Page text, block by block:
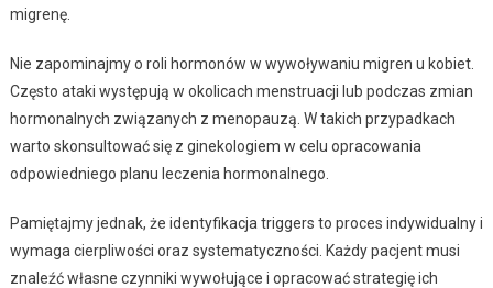
migrenę.
Nie zapominajmy o roli hormonów w wywoływaniu migren u kobiet.
Często ataki występują w okolicach menstruacji lub podczas zmian
hormonalnych związanych z menopauzą. W takich przypadkach
warto skonsultować się z ginekologiem w celu opracowania
odpowiedniego planu leczenia hormonalnego.
Pamiętajmy jednak, że identyfikacja triggers to proces indywidualny i
wymaga cierpliwości oraz systematyczności. Każdy pacjent musi
znaleźć własne czynniki wywołujące i opracować strategię ich